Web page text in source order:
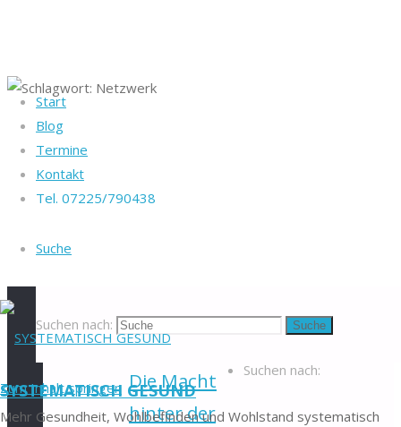
Start
Blog
Termine
Kontakt
Tel. 07225/790438
Suche
Suchen nach: Suche
SYSTEMATISCH GESUND
Mehr Gesundheit, Wohlbefinden und Wohlstand systematisch
Zum Inhalt springen
Beiträge
Die Macht
hinter der
Datenschutzerklärung
Suchen nach: